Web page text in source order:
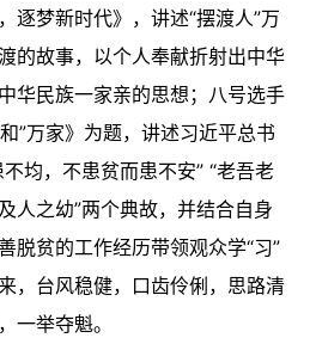
逐梦新时代》，讲述“摆渡人”万
的故事，以个人奉献折射出中华
华民族一家亲的思想；八号选手
”万家》为题，讲述习近平总书
均，不患贫而患不安” “老吾老
人之幼”两个典故，并结合自身
脱贫的工作经历带领观众学“习”
，台风稳健，口齿伶俐，思路清
一举夺魁。